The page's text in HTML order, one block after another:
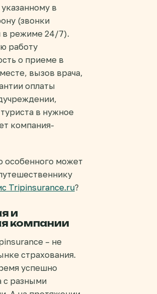
в
(звонки
в режиме 24/7).
работу
о приеме в
вызов врача,
оплаты
в нужное
компания-
особенного может
Tripinsurance.ru?
и
компании
– не
страхования.
успешно
с разными